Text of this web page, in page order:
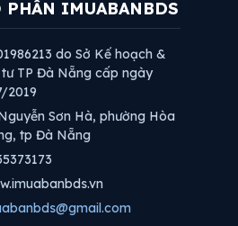
PHẦN IMUABANBDS
do Sở Kế hoạch &
TP Đà Nẵng cấp ngày
2019
Sơn Hà, phường Hòa
tp Đà Nẵng